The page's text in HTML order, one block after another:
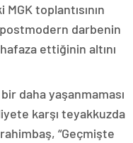
toplantısının
darbenin
ettiğinin altını
daha yaşanmaması
karşı teyakkuzda
“Geçmişte